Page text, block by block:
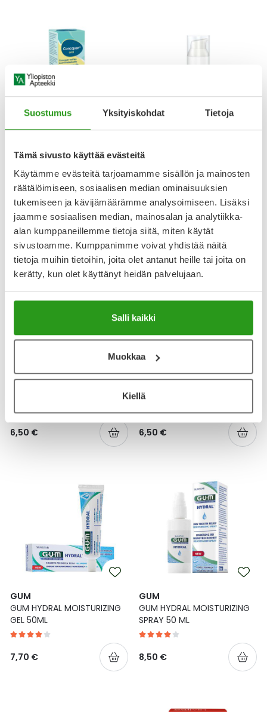
Suostumus Yksityiskohdat Tietoja
Tämä sivusto käyttää evästeitä
Käytämme evästeitä tarjoamamme sisällön ja mainosten
räätälöimiseen, sosiaalisen median ominaisuuksien
tukemiseen ja kävijämäärämme analysoimiseen. Lisäksi
jaamme sosiaalisen median, mainosalan ja analytiikka-
alan kumppaneillemme tietoja siitä, miten käytät
sivustoamme. Kumppanimme voivat yhdistää näitä
tietoja muihin tietoihin, joita olet antanut heille tai joita on
kerätty, kun olet käyttänyt heidän palvelujaan.
Salli kaikki
Muokkaa
Kiellä
LIMAKALVOILLE 30 ML
19,90 €
MAUSTAMATON 50 ML
10,90 €
FLUX DROPS
IMESKELYTABLETTI SITRUUNA-
6,50 €
FLUX
FLUX DROPS
IMESKELYTABLETTI KARVIAINEN
30 KPL
6,50 €
GUM
GUM HYDRAL MOISTURIZING
GEL 50ML
7,70 €
GUM
GUM HYDRAL MOISTURIZING
SPRAY 50 ML
8,50 €